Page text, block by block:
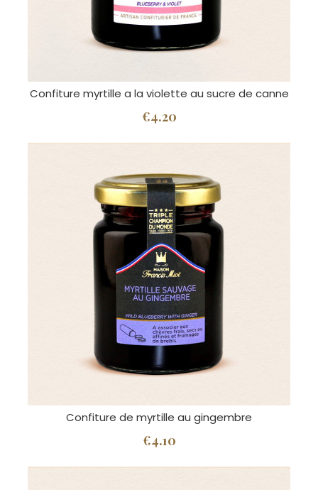
Confiture myrtille a la violette au sucre de canne
€4.20
Confiture de myrtille au gingembre
€4.10